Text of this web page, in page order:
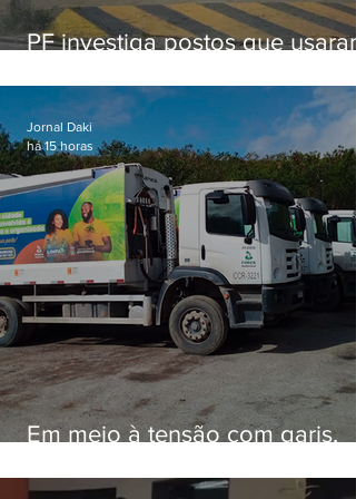
PF investiga postos que usaram
secretário morto em 2020
Em meio à tensão com garis,
26,9% com prefeitura e
Jornal Daki
há 15 horas